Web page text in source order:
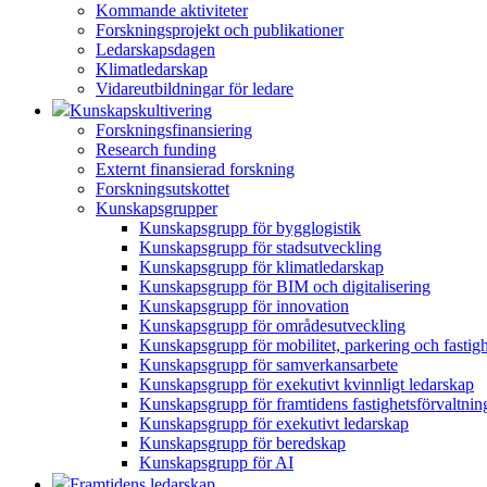
Kommande aktiviteter
Forskningsprojekt och publikationer
Ledarskapsdagen
Klimatledarskap
Vidareutbildningar för ledare
Kunskapskultivering
Forskningsfinansiering
Research funding
Externt finansierad forskning
Forskningsutskottet
Kunskapsgrupper
Kunskapsgrupp för bygglogistik
Kunskapsgrupp för stadsutveckling
Kunskapsgrupp för klimatledarskap
Kunskapsgrupp för BIM och digitalisering
Kunskapsgrupp för innovation
Kunskapsgrupp för områdesutveckling
Kunskapsgrupp för mobilitet, parkering och
Kunskapsgrupp för samverkansarbete
Kunskapsgrupp för exekutivt kvinnligt ledarskap
Kunskapsgrupp för framtidens
Kunskapsgrupp för exekutivt ledarskap
Kunskapsgrupp för beredskap
Kunskapsgrupp för AI